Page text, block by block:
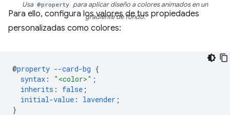
Usa @property para aplicar diseño a colores animados en un
gradiente de fondo.
Para ello, configura los valores de tus propiedades
personalizadas como colores:
@property --card-bg {
syntax : "<color>" ;
inherits : false ;
initial-value : lavender ;
}